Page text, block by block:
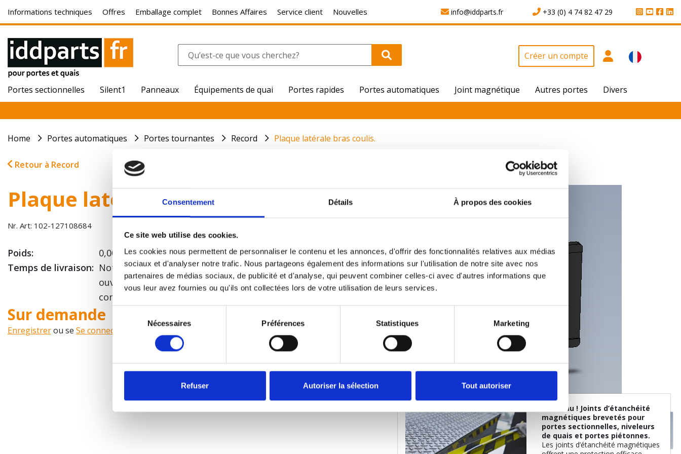
Consentement Détails À propos des cookies
Ce site web utilise des cookies.
Les cookies nous permettent de personnaliser le contenu et les annonces, d'offrir des fonctionnalités relatives aux médias
sociaux et d'analyser notre trafic. Nous partageons également des informations sur l'utilisation de notre site avec nos
partenaires de médias sociaux, de publicité et d'analyse, qui peuvent combiner celles-ci avec d'autres informations que
vous leur avez fournies ou qu'ils ont collectées lors de votre utilisation de leurs services.
consentement
Nécessaires Préférences Statistiques Marketing
Refuser Autoriser la sélection Tout autoriser
info@iddparts.fr +33 (0) 4 74 82 47 29
Informations techniques Offres Emballage complet Bonnes Affaires Service client Nouvelles
Créer un compte
Portes sectionnelles Silent1 Panneaux Équipements de quai Portes rapides Portes automatiques Joint magnétique Autres portes Divers
Home Portes automatiques Portes tournantes Record Plaque latérale bras coulis.
Retour à Record
Plaque latérale bras coulis.
Nr. Art: 102-127108684
Poids:
0,005 Kg
Temps de livraison: Notre délai de livraison standard est de 2 jours
ouvrables, après une commande approuvée
commercialement.
Sur demande
Enregistrerou se Se connecter
Nouveau ! Joints d’étanchéité
magnétiques brevetés pour
portes sectionnelles, niveleurs
de quais et portes piétonnes.
L es joints d’étanchéité magnétiques